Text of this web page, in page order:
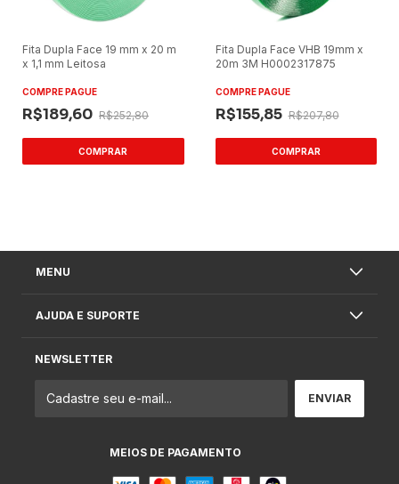
Fita Dupla Face 19 mm x 20 m
x 1,1 mm Leitosa
COMPRE PAGUE
R$189,60 R$252,80
Fita Dupla Face VHB 19mm x
20m 3M H0002317875
COMPRE PAGUE
R$155,85 R$207,80
MENU
AJUDA E SUPORTE
NEWSLETTER
MEIOS DE PAGAMENTO